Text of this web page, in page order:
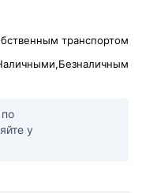
транспортом
Безналичным
у